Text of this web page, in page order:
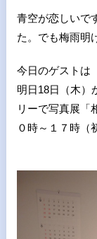
青空が恋しいで
た。でも梅雨明
今日のゲストは
明日18日（木）
リーで写真展「
０時～１７時（